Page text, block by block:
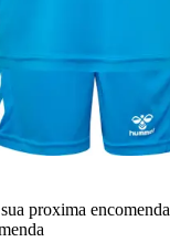
proxima encomenda